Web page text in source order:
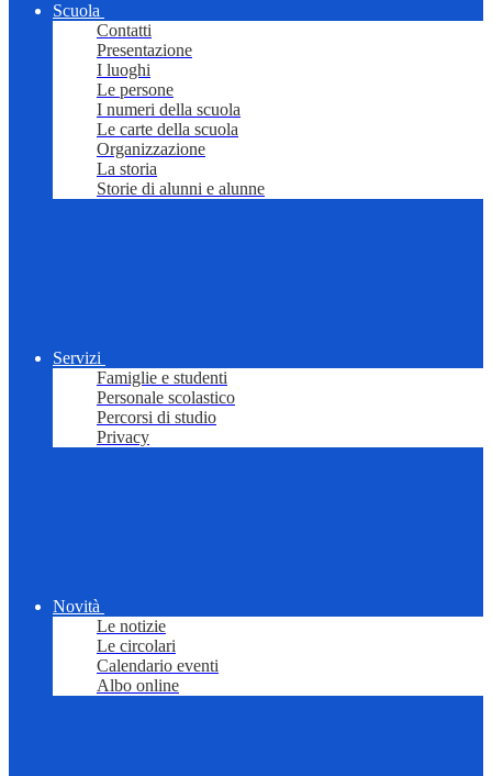
Scuola
Contatti
Presentazione
I luoghi
Le persone
I numeri della scuola
Le carte della scuola
Organizzazione
La storia
Storie di alunni e alunne
Servizi
Famiglie e studenti
Personale scolastico
Percorsi di studio
Privacy
Novità
Le notizie
Le circolari
Calendario eventi
Albo online